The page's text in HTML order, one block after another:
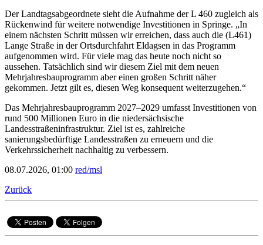
Der Landtagsabgeordnete sieht die Aufnahme der L 460 zugleich als
Rückenwind für weitere notwendige Investitionen in Springe. „In
einem nächsten Schritt müssen wir erreichen, dass auch die (L461)
Lange Straße in der Ortsdurchfahrt Eldagsen in das Programm
aufgenommen wird. Für viele mag das heute noch nicht so
aussehen. Tatsächlich sind wir diesem Ziel mit dem neuen
Mehrjahresbauprogramm aber einen großen Schritt näher
gekommen. Jetzt gilt es, diesen Weg konsequent weiterzugehen.“
Das Mehrjahresbauprogramm 2027–2029 umfasst Investitionen von
rund 500 Millionen Euro in die niedersächsische
Landesstraßeninfrastruktur. Ziel ist es, zahlreiche
sanierungsbedürftige Landesstraßen zu erneuern und die
Verkehrssicherheit nachhaltig zu verbessern.
08.07.2026, 01:00 red/msl
Zurück